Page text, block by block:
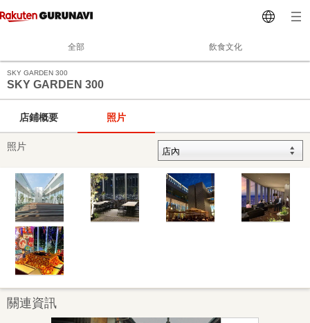
全部 飲食文化
SKY GARDEN 300
SKY GARDEN 300
店鋪概要 照片
照片
關連資訊